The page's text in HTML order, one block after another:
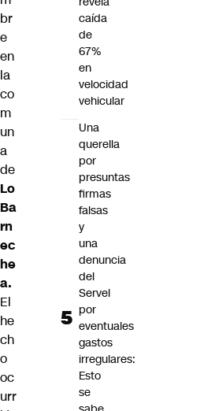
br
e
en
la
co
m
un
a
de
Lo
Ba
rn
ec
he
a.
El
he
ch
o
oc
urr
caída
de
67%
en
velocidad
vehicular
Una
querella
por
presuntas
firmas
falsas
y
una
denuncia
del
Servel
por
eventuales
gastos
irregulares:
Esto
se